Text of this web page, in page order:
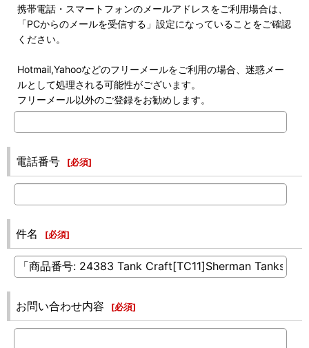
携帯電話・スマートフォンのメールアドレスをご利用場合は、
「PCからのメールを受信する」設定になっていることをご確認
ください。
Hotmail,Yahooなどのフリーメールをご利用の場合、迷惑メー
ルとして処理される可能性がございます。
フリーメール以外のご登録をお勧めします。
電話番号 [必須]
件名 [必須]
お問い合わせ内容 [必須]